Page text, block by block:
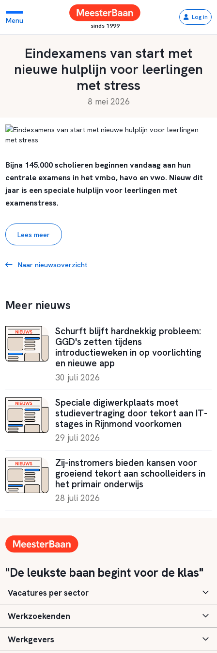
Menu
sinds 1999
Log in
Eindexamens van start met
nieuwe hulplijn voor leerlingen
met stress
8 mei 2026
Bijna 145.000 scholieren beginnen vandaag aan hun
centrale examens in het vmbo, havo en vwo. Nieuw dit
jaar is een speciale hulplijn voor leerlingen met
examenstress.
Lees meer
Naar nieuwsoverzicht
Meer nieuws
Schurft blijft hardnekkig probleem:
GGD's zetten tijdens
introductieweken in op voorlichting
en nieuwe app
30 juli 2026
Speciale digiwerkplaats moet
studievertraging door tekort aan IT-
stages in Rijnmond voorkomen
29 juli 2026
Zij-instromers bieden kansen voor
groeiend tekort aan schoolleiders in
het primair onderwijs
28 juli 2026
"De leukste baan begint voor de klas"
Vacatures per sector
Basisonderwijs
Speciaal (basis) onderwijs
Werkzoekenden
Aanmelden
Werkgevers